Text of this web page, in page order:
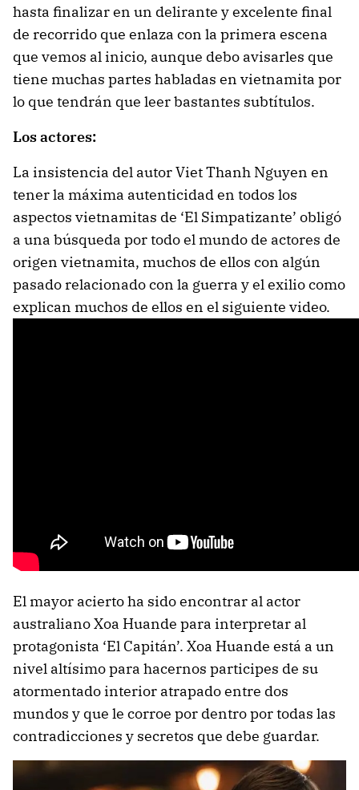
hasta finalizar en un delirante y excelente final
de recorrido que enlaza con la primera escena
que vemos al inicio, aunque debo avisarles que
tiene muchas partes habladas en vietnamita por
lo que tendrán que leer bastantes subtítulos.
Los actores:
La insistencia del autor Viet Thanh Nguyen en
tener la máxima autenticidad en todos los
aspectos vietnamitas de ‘El Simpatizante’ obligó
a una búsqueda por todo el mundo de actores de
origen vietnamita, muchos de ellos con algún
pasado relacionado con la guerra y el exilio como
explican muchos de ellos en el siguiente video.
El mayor acierto ha sido encontrar al actor
australiano Xoa Huande para interpretar al
protagonista ‘El Capitán’. Xoa Huande está a un
nivel altísimo para hacernos participes de su
atormentado interior atrapado entre dos
mundos y que le corroe por dentro por todas las
contradicciones y secretos que debe guardar.